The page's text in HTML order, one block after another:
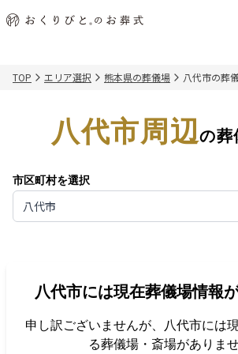
納棺の儀と
アフターサポート
会社概要 店舗用地募集
関東エリア
千葉県
北海道エリア
お客様の声
供花のご依頼
TOP エリア選択 熊本県の葬儀場 八代市の葬
八代市周辺の葬
市区町村を選択
八代市
八代市には現在葬儀場情報
申し訳ございませんが、 八代市には
る葬儀場・斎場がありませ